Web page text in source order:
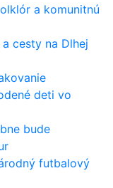
a komunitnú
cesty na Dlhej
deti vo
bude
futbalový